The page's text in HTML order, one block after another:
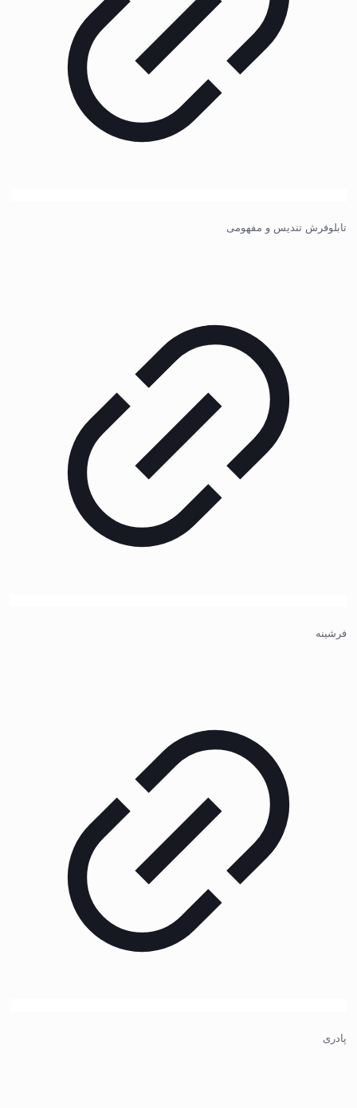
تابلوفرش تندیس و مفهومی
فرشینه
پادری